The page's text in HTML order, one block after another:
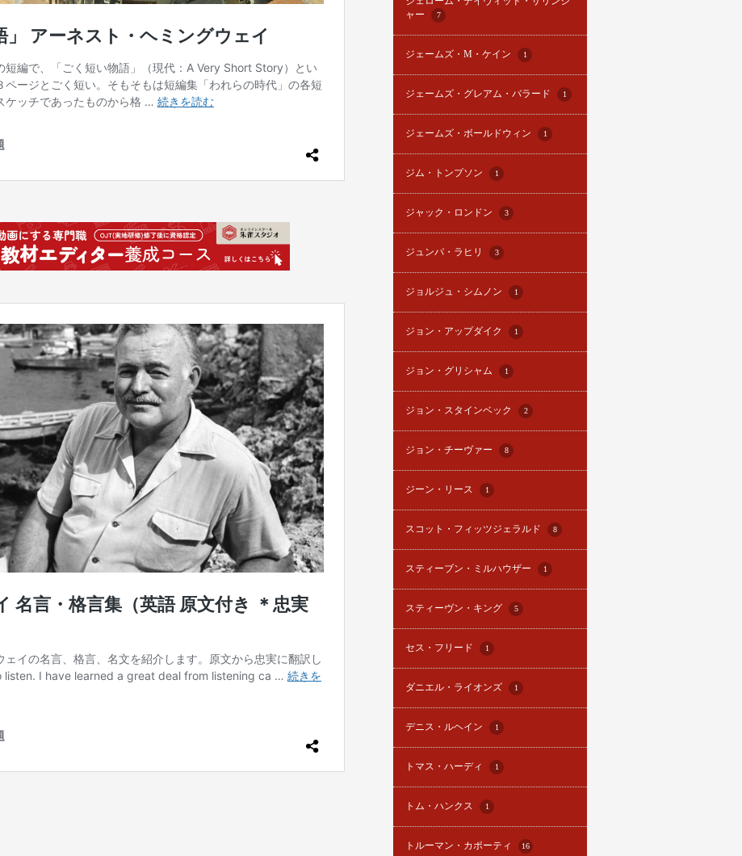
ャー
7
ジェームズ・M・ケイン 1
ジェームズ・グレアム・バラード 1
ジェームズ・ボールドウィン 1
ジム・トンプソン 1
ジャック・ロンドン 3
ジュンパ・ラヒリ 3
ジョルジュ・シムノン 1
ジョン・アップダイク 1
ジョン・グリシャム 1
ジョン・スタインベック 2
ジョン・チーヴァー 8
ジーン・リース 1
スコット・フィッツジェラルド 8
スティーブン・ミルハウザー 1
スティーヴン・キング 5
セス・フリード 1
ダニエル・ライオンズ 1
デニス・ルヘイン 1
トマス・ハーディ 1
トム・ハンクス 1
トルーマン・カポーティ 16